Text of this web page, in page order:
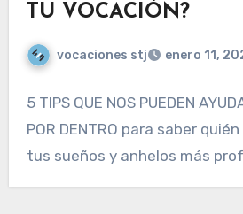
TU VOCACIÓN?
vocaciones stj enero 11,
5 TIPS QUE NOS PUEDEN
POR DENTRO para saber
tus sueños y anhelos más